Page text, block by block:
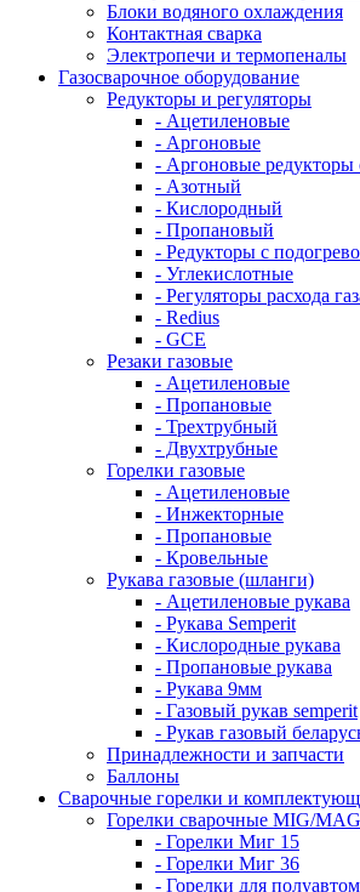
Блоки водяного охлаждения
Контактная сварка
Электропечи и термопеналы
Газосварочное оборудование
Редукторы и регуляторы
- Ацетиленовые
- Аргоновые
- Аргоновые редукторы
- Азотный
- Кислородный
- Пропановый
- Редукторы с
- Углекислотные
- Регуляторы расхода
- Redius
- GCE
Резаки газовые
- Ацетиленовые
- Пропановые
- Трехтрубный
- Двухтрубные
Горелки газовые
- Ацетиленовые
- Инжекторные
- Пропановые
- Кровельные
Рукава газовые (шланги)
- Ацетиленовые рукава
- Рукава Semperit
- Кислородные рукава
- Пропановые рукава
- Рукава 9мм
- Газовый рукав semperit
- Рукав газовый
Принадлежности и запчасти
Баллоны
Сварочные горелки и
Горелки сварочные MIG/MAG
- Горелки Миг 15
- Горелки Миг 36
- Горелки для